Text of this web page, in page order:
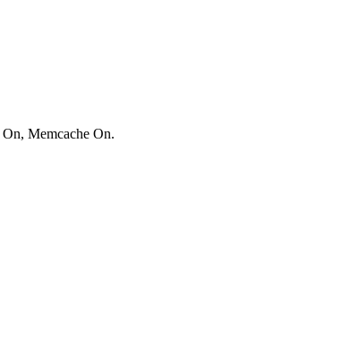
Memcache On.